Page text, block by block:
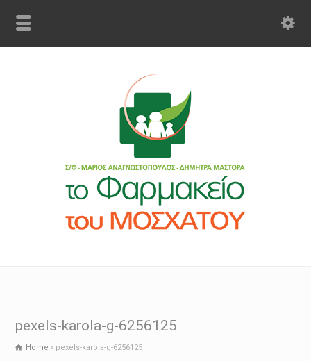
pexels-karola-g-6256125
Home pexels-karola-g-6256125